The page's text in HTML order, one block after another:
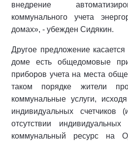
внедрение
коммунального учета
домах», - убежден Сидякин.
Другое предложение касается
доме есть общедомовые
приборов учета на места
таком порядке жители
коммунальные услуги,
индивидуальных счетчиков
отсутствии
коммунальный ресурс на